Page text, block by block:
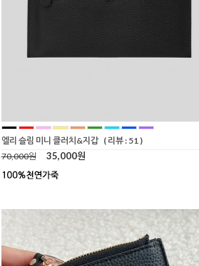
엘리 슬림 미니 클러치&지갑 ( 리뷰 : 51 )
70,000원
35,000원